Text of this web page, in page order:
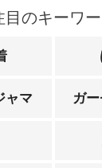
目のキーワ
ャマ ガ